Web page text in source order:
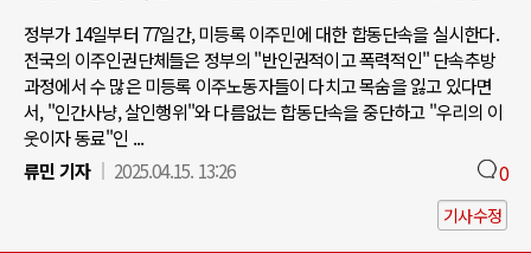
정부가 14일부터 77일간, 미등록 이주민에 대한 합동단속을 실시한다.
전국의 이주인권단체들은 정부의 "반인권적이고 폭력적인" 단속추방
과정에서 수 많은 미등록 이주노동자들이 다치고 목숨을 잃고 있다면
서, "인간사냥, 살인행위"와 다름없는 합동단속을 중단하고 "우리의 이
웃이자 동료"인 ...
류민 기자
2025.04.15. 13:26 0
기사수정